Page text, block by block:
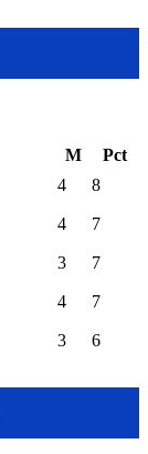
M
Pct
4 8
4 7
3 7
4 7
3 6